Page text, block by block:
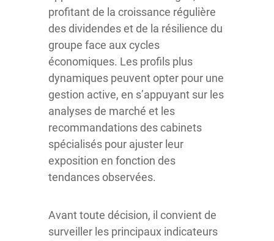
profitant de la croissance régulière
des dividendes et de la résilience du
groupe face aux cycles
économiques. Les profils plus
dynamiques peuvent opter pour une
gestion active, en s’appuyant sur les
analyses de marché et les
recommandations des cabinets
spécialisés pour ajuster leur
exposition en fonction des
tendances observées.
Avant toute décision, il convient de
surveiller les principaux indicateurs